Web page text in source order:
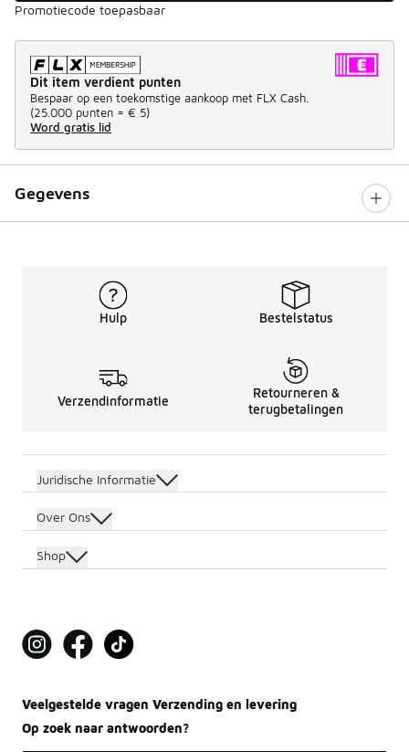
Promotiecode toepasbaar
Dit item verdient punten
Bespaar op een toekomstige aankoop met FLX Cash.
(25.000 punten = € 5)
Word gratis lid
Gegevens
Hulp Bestelstatus
Verzendinformatie
Retourneren &
terugbetalingen
Juridische Informatie
Over Ons
Shop
Veelgestelde vragen Verzending en levering
Op zoek naar antwoorden?